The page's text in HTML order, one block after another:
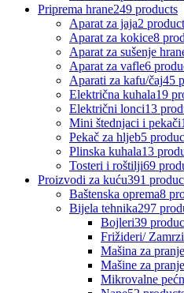
Priprema hrane249 products
Aparat za jaja2
Aparat za kokice8
Aparat za sušenje
Aparat za vafle6
Aparati za kafu/čaj45
Električna kuhala19
Električni lonci13
Mini štednjaci i pekači
Pekač za hljeb5
Plinska kuhala13
Tosteri i roštilji69
Proizvodi za kuću391
Baštenska oprema8
Bijela tehnika297
Bojleri39
Frižideri/
Mašina za
Mašine za
Mikrovalne